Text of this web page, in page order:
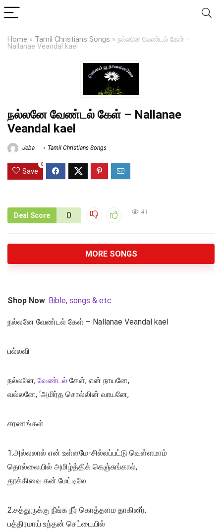
Home » Tamil Christians Songs » நல்லனே வேண்டல் கேள் –
Nallanae Veandal kael
நல்லனே வேண்டல் கேள் – Nallanae
Veandal kael
Jeba Tamil Christians Songs
Save
0
Deal Score 0 41
MORE SONGS
Shop Now: Bible, songs & etc
நல்லனே வேண்டல் கேள் – Nallanae Veandal kael
பல்லவி
நல்லனே, வேண்டல் கேள், என் நாயனே,
வல்லனே, ‘அமிர்த சொல்லின் வாயனே,
சரணங்கள்
1.அல்லலால் என் உள்ளமே-சில்லப்பட்டு வெள்ளமாம்
தொல்லையில் அமிழ்த்திக் கெஞ்சுங்கால்,
தூக்கிவை கன் மேட்டிலே.
2.சத்துருக்கு நீங்க நீர் கொத்தளம தாகினீர்,
பத்திரமாய் உந்தன் செட்டையில்